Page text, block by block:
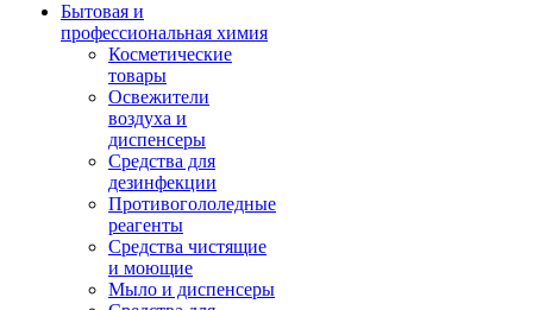
Бытовая и
профессиональная химия
Косметические
товары
Освежители
воздуха и
диспенсеры
Средства для
дезинфекции
Противогололедные
реагенты
Средства чистящие
и моющие
Мыло и диспенсеры